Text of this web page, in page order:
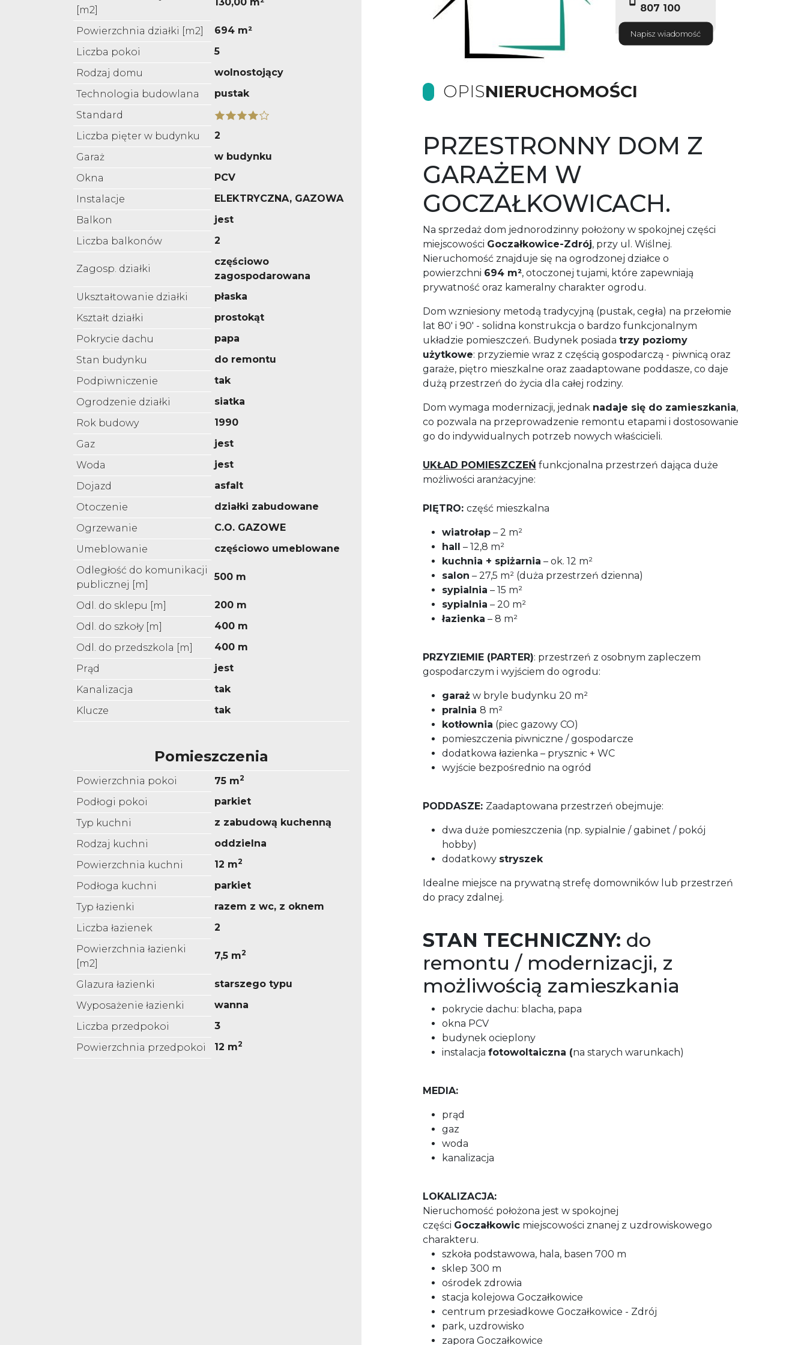
[m2]
Powierzchnia działki [m2]
694 m²
Liczba pokoi
5
Rodzaj domu
wolnostojący
Technologia budowlana
pustak
Standard
Liczba pięter w budynku
2
Garaż
w budynku
Okna
PCV
Instalacje
ELEKTRYCZNA, GAZOWA
Balkon
jest
Liczba balkonów
2
Zagosp. działki
częściowo
zagospodarowana
Ukształtowanie działki
płaska
Kształt działki
prostokąt
Pokrycie dachu
papa
Stan budynku
do remontu
Podpiwniczenie
tak
Ogrodzenie działki
siatka
Rok budowy
1990
Gaz
jest
Woda
jest
Dojazd
asfalt
Otoczenie
działki zabudowane
Ogrzewanie
C.O. GAZOWE
Umeblowanie
częściowo umeblowane
Odległość do komunikacji
publicznej [m]
500 m
Odl. do sklepu [m]
200 m
Odl. do szkoły [m]
400 m
Odl. do przedszkola [m]
400 m
Prąd
jest
Kanalizacja
tak
Klucze
tak
Pomieszczenia
Powierzchnia pokoi 75 m2
Podłogi pokoi
parkiet
Typ kuchni
z zabudową kuchenną
Rodzaj kuchni
oddzielna
Powierzchnia kuchni
12 m2
Podłoga kuchni
parkiet
Typ łazienki
razem z wc, z oknem
Liczba łazienek
2
Powierzchnia łazienki
[m2]
7,5 m2
Glazura łazienki
starszego typu
Wyposażenie łazienki
wanna
Liczba przedpokoi
3
Powierzchnia przedpokoi
12 m2
807 100
Napisz wiadomość
OPISNIERUCHOMOŚCI
PRZESTRONNY DOM Z
GARAŻEM W
GOCZAŁKOWICACH.
Na sprzedaż dom jednorodzinny położony w spokojnej części
miejscowości Goczałkowice-Zdrój, przy ul. Wiślnej.
Nieruchomość znajduje się na ogrodzonej działce o
powierzchni 694 m², otoczonej tujami, które zapewniają
prywatność oraz kameralny charakter ogrodu.
Dom wzniesiony metodą tradycyjną (pustak, cegła) na przełomie
lat 80' i 90' - solidna konstrukcja o bardzo funkcjonalnym
układzie pomieszczeń. Budynek posiada trzy poziomy
użytkowe: przyziemie wraz z częścią gospodarczą - piwnicą oraz
garaże, piętro mieszkalne oraz zaadaptowane poddasze, co daje
dużą przestrzeń do życia dla całej rodziny.
Dom wymaga modernizacji, jednak nadaje się do zamieszkania,
co pozwala na przeprowadzenie remontu etapami i dostosowanie
go do indywidualnych potrzeb nowych właścicieli.
UKŁAD POMIESZCZEŃ funkcjonalna przestrzeń dająca duże
możliwości aranżacyjne:
PIĘTRO: część mieszkalna
wiatrołap – 2 m²
hall
– 12,8 m²
kuchnia + spiżarnia – ok. 12 m²
salon – 27,5 m² (duża przestrzeń dzienna)
sypialnia – 15 m²
sypialnia – 20 m²
łazienka – 8 m²
PRZYZIEMIE (PARTER): przestrzeń z osobnym zapleczem
gospodarczym i wyjściem do ogrodu:
garaż w bryle budynku 20 m²
pralnia 8 m²
kotłownia (piec gazowy CO)
pomieszczenia piwniczne / gospodarcze
dodatkowa łazienka – prysznic + WC
wyjście bezpośrednio na ogród
PODDASZE: Zaadaptowana przestrzeń obejmuje:
dwa duże pomieszczenia (np. sypialnie / gabinet / pokój
hobby)
dodatkowy stryszek
Idealne miejsce na prywatną strefę domowników lub przestrzeń
do pracy zdalnej.
STAN TECHNICZNY: do
remontu / modernizacji, z
możliwością zamieszkania
pokrycie dachu: blacha, papa
okna PCV
budynek ocieplony
instalacja fotowoltaiczna (na starych warunkach)
MEDIA:
prąd
gaz
woda
kanalizacja
LOKALIZACJA:
Nieruchomość położona jest w spokojnej
części Goczałkowic miejscowości znanej z uzdrowiskowego
charakteru.
szkoła podstawowa, hala, basen 700 m
sklep 300 m
ośrodek zdrowia
stacja kolejowa Goczałkowice
centrum przesiadkowe Goczałkowice - Zdrój
park, uzdrowisko
zapora Goczałkowice